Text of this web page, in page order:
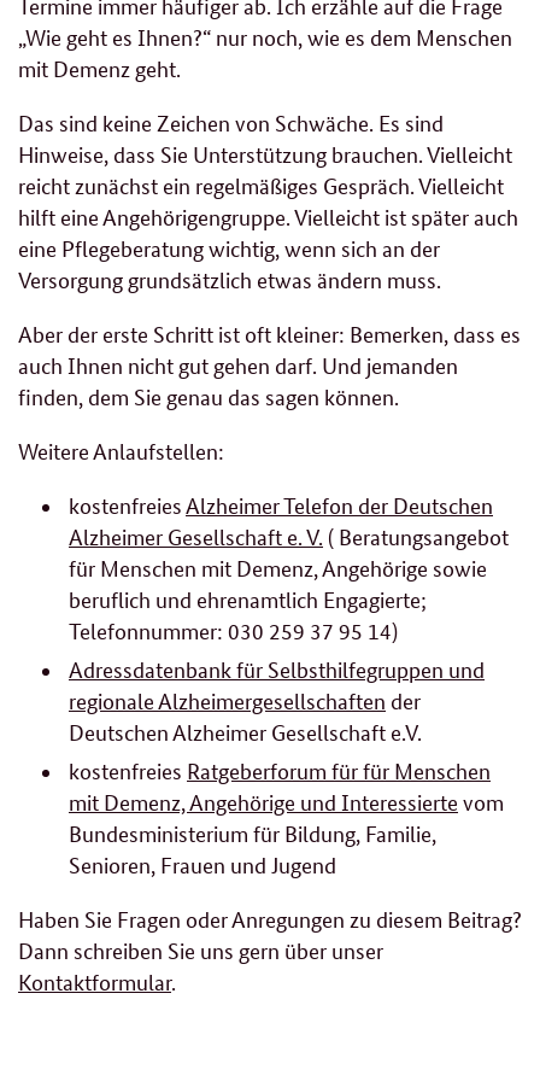
„Wie geht es Ihnen?“ nur noch, wie es dem Menschen
mit Demenz geht.
Das sind keine Zeichen von Schwäche. Es sind
Hinweise, dass Sie Unterstützung brauchen. Vielleicht
reicht zunächst ein regelmäßiges Gespräch. Vielleicht
hilft eine Angehörigengruppe. Vielleicht ist später auch
eine Pflegeberatung wichtig, wenn sich an der
Versorgung grundsätzlich etwas ändern muss.
Aber der erste Schritt ist oft kleiner: Bemerken, dass es
auch Ihnen nicht gut gehen darf. Und jemanden
finden, dem Sie genau das sagen können.
Weitere Anlaufstellen:
kostenfreiesAlzheimer Telefon der Deutschen
Alzheimer Gesellschaft e. V. ( Beratungsangebot
für Menschen mit Demenz, Angehörige sowie
beruflich und ehrenamtlich Engagierte;
Telefonnummer: 030 259 37 95 14)
Adressdatenbank für Selbsthilfegruppen und
regionale Alzheimergesellschaften der
Deutschen Alzheimer Gesellschaft e.V.
kostenfreies Ratgeberforum für für Menschen
mit Demenz, Angehörige und Interessierte vom
Bundesministerium für Bildung, Familie,
Senioren, Frauen und Jugend
Haben Sie Fragen oder Anregungen zu diesem Beitrag?
Dann schreiben Sie uns gern über unser
Kontaktformular.